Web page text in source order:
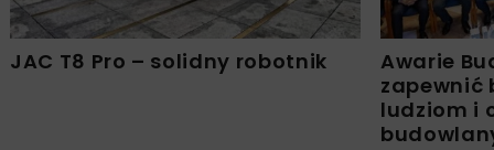
JAC T8 Pro – solidny robotnik
Awarie
zapewnić
ludziom i